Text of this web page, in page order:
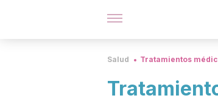
Salud Tratamientos